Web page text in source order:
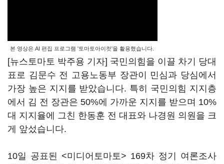
본 영상은 AI 편집 프로그램 '토마토아이컷'을 활용했습니다.
[뉴스토마토 박주용 기자] 국민의힘을 이끌 차기 당대
표로 김문수 전 고용노동부 장관이 민심과 당심에서
가장 높은 지지를 받았습니다. 특히 국민의힘 지지층
에서 김 전 장관은 50%에 가까운 지지를 받으며 10%
대 지지율에 그친 한동훈 전 대표와 나경원 의원을 크
게 앞섰습니다.
10일 공표된 <미디어토마토> 169차 정기 여론조사